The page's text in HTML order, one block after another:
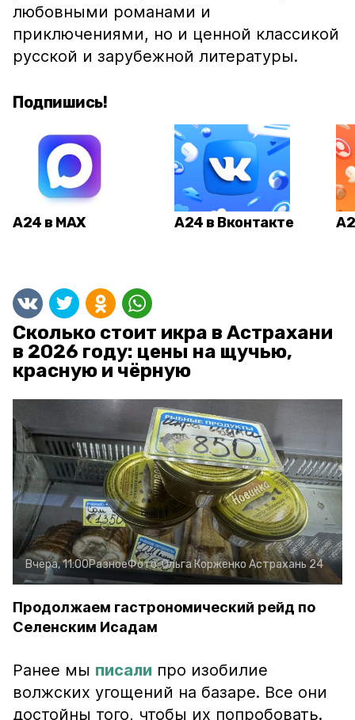
любовными романами и
приключениями, но и ценной классикой
русской и зарубежной литературы.
Подпишись!
А24 в MAX А24 в Вконтакте
Сколько стоит икра в Астрахани
в 2026 году: цены на щучью,
красную и чёрную
Вчера, 11:00РазноеФото:Ольга Корженко Астрахань 24
Продолжаем гастрономический рейд по
Селенским Исадам
Ранее мы писали про изобилие
волжских угощений на базаре. Все они
достойны того, чтобы их попробовать.